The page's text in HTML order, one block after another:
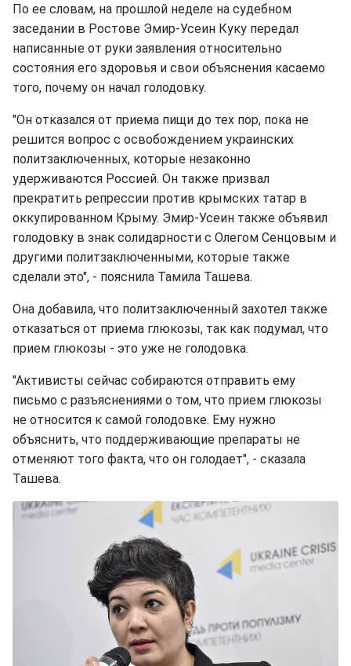
По ее словам, на прошлой неделе на судебном
заседании в Ростове Эмир-Усеин Куку передал
написанные от руки заявления относительно
состояния его здоровья и свои объяснения касаемо
того, почему он начал голодовку.
"Он отказался от приема пищи до тех пор, пока не
решится вопрос с освобождением украинских
политзаключенных, которые незаконно
удерживаются Россией. Он также призвал
прекратить репрессии против крымских татар в
оккупированном Крыму. Эмир-Усеин также объявил
голодовку в знак солидарности с Олегом Сенцовым и
другими политзаключенными, которые также
сделали это", - пояснила Тамила Ташева.
Она добавила, что политзаключенный захотел также
отказаться от приема глюкозы, так как подумал, что
прием глюкозы - это уже не голодовка.
"Активисты сейчас собираются отправить ему
письмо с разъяснениями о том, что прием глюкозы
не относится к самой голодовке. Ему нужно
объяснить, что поддерживающие препараты не
отменяют того факта, что он голодает", - сказала
Ташева.